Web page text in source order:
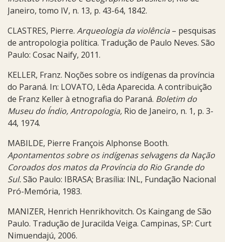
Janeiro, tomo IV, n. 13, p. 43-64, 1842.
CLASTRES, Pierre. Arqueologia da violência – pesquisas
de antropologia política. Tradução de Paulo Neves. São
Paulo: Cosac Naify, 2011.
KELLER, Franz. Noções sobre os indígenas da província
do Paraná. In: LOVATO, Lêda Aparecida. A contribuição
de Franz Keller à etnografia do Paraná. Boletim do
Museu do Índio, Antropologia, Rio de Janeiro, n. 1, p. 3-
44, 1974.
MABILDE, Pierre François Alphonse Booth.
Apontamentos sobre os indígenas selvagens da Nação
Coroados dos matos da Província do Rio Grande do
Sul.São Paulo: IBRASA; Brasília: INL, Fundação Nacional
Pró-Memória, 1983.
MANIZER, Henrich Henrikhovitch. Os Kaingang de São
Paulo. Tradução de Juracilda Veiga. Campinas, SP: Curt
Nimuendajú, 2006.